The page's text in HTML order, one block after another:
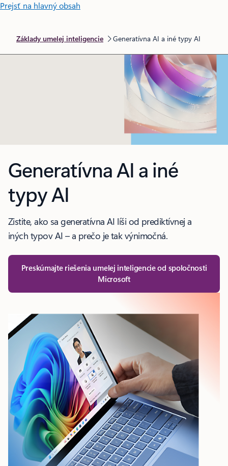
Prejsť na hlavný obsah
Základy umelej inteligencie Generatívna AI a iné typy AI
Generatívna AI a iné
typy AI
Zistite, ako sa generatívna AI líši od prediktívnej a
iných typov AI – a prečo je tak výnimočná.
Preskúmajte riešenia umelej inteligencie od spoločnosti
Microsoft